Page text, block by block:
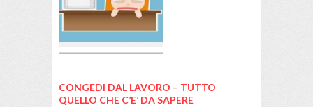
CONGEDI DAL LAVORO – TUTTO
QUELLO CHE C’E’ DA SAPERE